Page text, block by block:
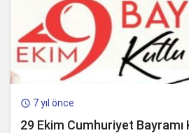
 7 yıl önce
29 Ekim Cumhuriyet Bayramı